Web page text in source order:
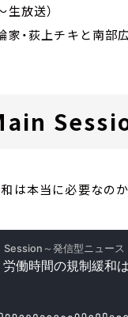
放送）
家・荻上チキと南
は本当に必要なのか